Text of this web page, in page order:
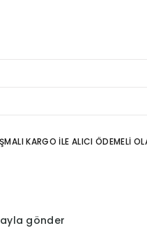
KARGO İLE ALICI ÖDEMELİ
gönder